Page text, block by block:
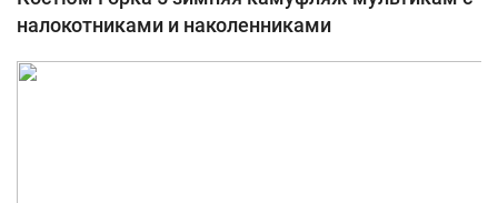
налокотниками и наколенниками